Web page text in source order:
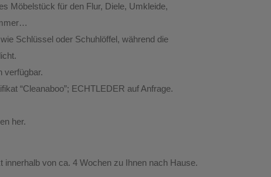
Möbelstück für den Flur, Diele, Umkleide,
Schlüssel oder Schuhlöffel, während die
verfügbar.
“Cleanaboo”; ECHTLEDER auf Anfrage.
her.
von ca. 4 Wochen zu Ihnen nach Hause.